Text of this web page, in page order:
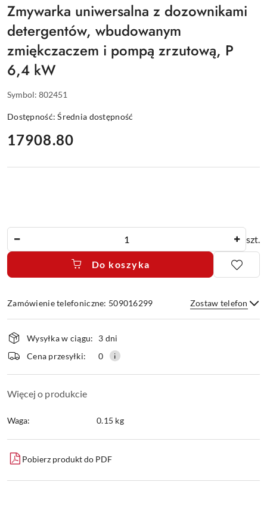
Zmywarka uniwersalna z dozownikami
detergentów, wbudowanym
zmiękczaczem i pompą zrzutową, P
6,4 kW
Symbol: 802451
Dostępność:Średnia dostępność
cena:
17908.80
szt.
Do koszyka
Zamówienie telefoniczne: 509016299 Zostaw telefon
Wyślij
Dostępność
i
dostawa
Wysyłka w ciągu:
3 dni
Cena przesyłki:
0
Więcej o produkcie
Waga: 0.15 kg
Pobierz produkt do PDF